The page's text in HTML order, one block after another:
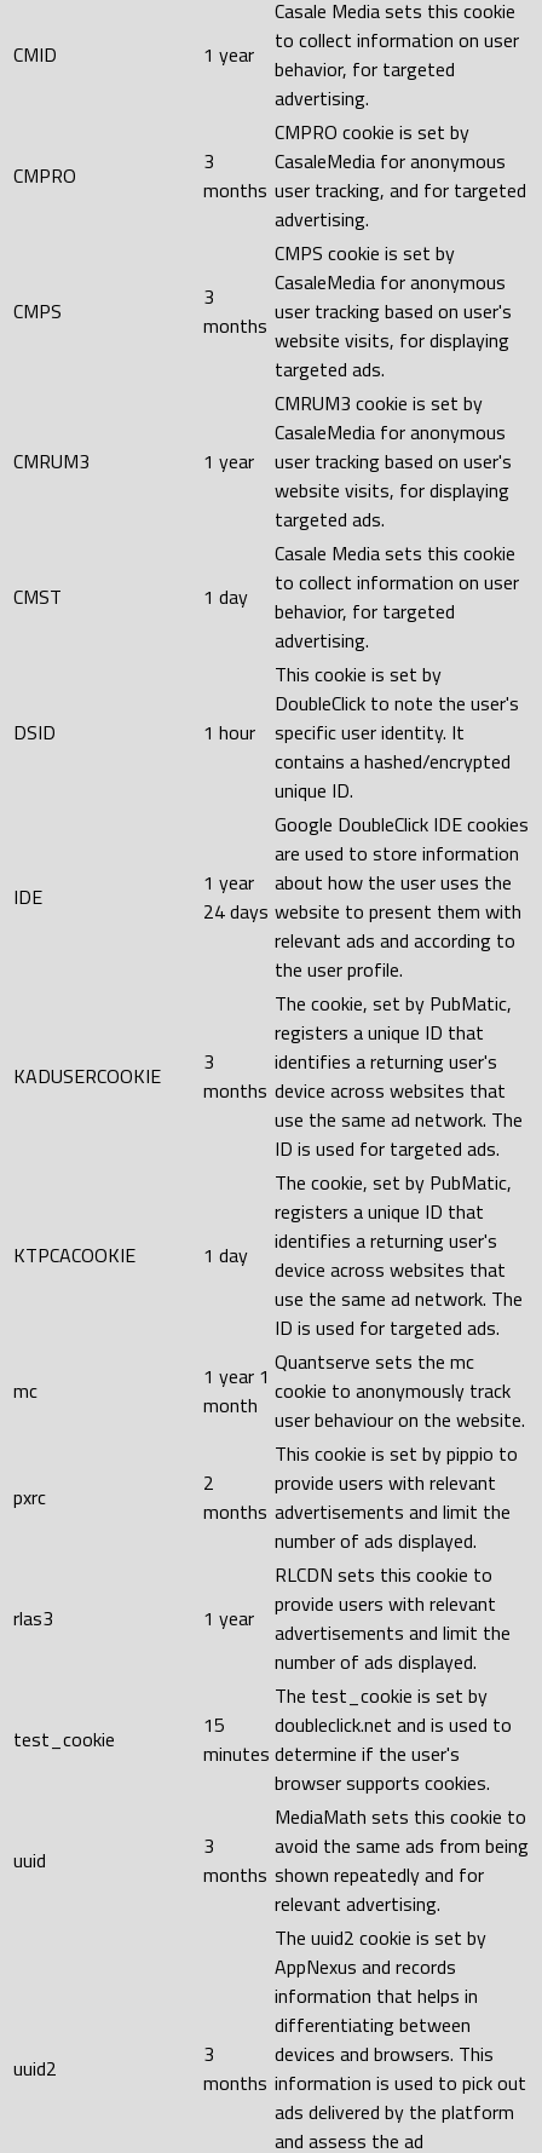
CMID 1 year
Casale Media sets this cookie
to collect information on user
behavior, for targeted
advertising.
CMPRO
3
months
CMPRO cookie is set by
CasaleMedia for anonymous
user tracking, and for targeted
advertising.
CMPS
3
months
CMPS cookie is set by
CasaleMedia for anonymous
user tracking based on user's
website visits, for displaying
targeted ads.
CMRUM3 1 year
CMRUM3 cookie is set by
CasaleMedia for anonymous
user tracking based on user's
website visits, for displaying
targeted ads.
CMST 1 day
Casale Media sets this cookie
to collect information on user
behavior, for targeted
advertising.
DSID 1 hour
This cookie is set by
DoubleClick to note the user's
specific user identity. It
contains a hashed/encrypted
unique ID.
IDE
1 year
24 days
Google DoubleClick IDE cookies
are used to store information
about how the user uses the
website to present them with
relevant ads and according to
the user profile.
KADUSERCOOKIE
3
months
The cookie, set by PubMatic,
registers a unique ID that
identifies a returning user's
device across websites that
use the same ad network. The
ID is used for targeted ads.
KTPCACOOKIE 1 day
The cookie, set by PubMatic,
registers a unique ID that
identifies a returning user's
device across websites that
use the same ad network. The
ID is used for targeted ads.
mc
1 year 1
month
Quantserve sets the mc
cookie to anonymously track
user behaviour on the website.
pxrc
2
months
This cookie is set by pippio to
provide users with relevant
advertisements and limit the
number of ads displayed.
rlas3 1 year
RLCDN sets this cookie to
provide users with relevant
advertisements and limit the
number of ads displayed.
test_cookie
15
minutes
The test_cookie is set by
doubleclick.net and is used to
determine if the user's
browser supports cookies.
uuid
3
months
MediaMath sets this cookie to
avoid the same ads from being
shown repeatedly and for
relevant advertising.
uuid2
3
months
The uuid2 cookie is set by
AppNexus and records
information that helps in
differentiating between
devices and browsers. This
information is used to pick out
ads delivered by the platform
and assess the ad